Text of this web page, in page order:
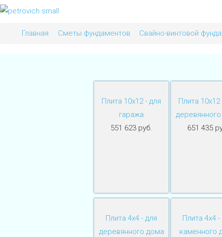
Главная Сметы фундаментов Свайно-винтовой
Плита 10х12 - для
гаража
551 623 руб.
Плита 10х12
651 435
Плита 4х4 - для
деревянного дома
Плита 4х4 -
каменного